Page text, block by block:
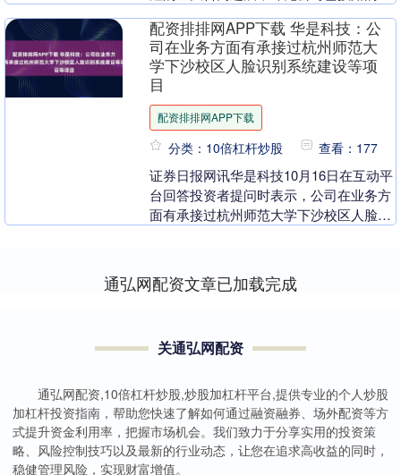
《2025年半年度报告》。....
配资排排网APP下载 华是科技：公
司在业务方面有承接过杭州师范大
学下沙校区人脸识别系统建设等项
目
配资排排网APP下载
分类：10倍杠杆炒股 查看：177
证券日报网讯华是科技10月16日在互动平
台回答投资者提问时表示，公司在业务方
面有承接过杭州师范大学下沙校区人脸识
通弘网配资文章已加载完成
关通弘网配资
通弘网配资,10倍杠杆炒股,炒股加杠杆平台,提供专业的个人炒股
加杠杆投资指南，帮助您快速了解如何通过融资融券、场外配资等方
式提升资金利用率，把握市场机会。我们致力于分享实用的投资策
略、风险控制技巧以及最新的行业动态，让您在追求高收益的同时，
稳健管理风险，实现财富增值。